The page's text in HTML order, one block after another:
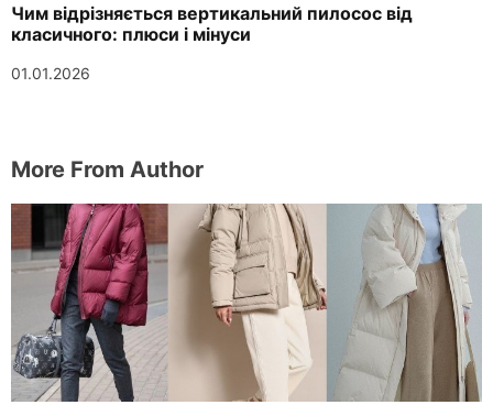
Чим відрізняється вертикальний пилосос від
класичного: плюси і мінуси
01.01.2026
More From Author